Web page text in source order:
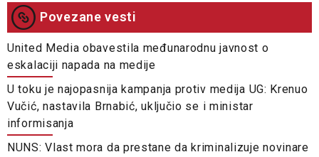
Povezane vesti
United Media obavestila međunarodnu javnost o
eskalaciji napada na medije
U toku je najopasnija kampanja protiv medija UG: Krenuo
Vučić, nastavila Brnabić, uključio se i ministar
informisanja
NUNS: Vlast mora da prestane da kriminalizuje novinare